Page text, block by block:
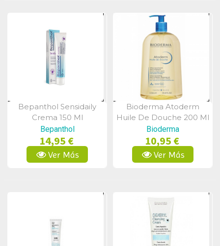
Vista Rápida
Bepanthol Sensidaily
Crema 150 Ml
Bepanthol
14,95 €
Ver Más
Vista Rápida
Bioderma Atoderm
Huile De Douche 200 Ml
Bioderma
10,95 €
Ver Más